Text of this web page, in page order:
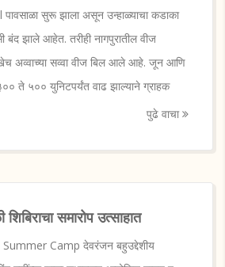
सुरू झाला असून उन्हाळ्याचा कडाका
झाले आहेत. तरीही नागपुरातील वीज
अव्वाच्या सव्वा वीज बिल आले आहे. जून आणि
ते ५०० युनिटपर्यंत वाढ झाल्याने ग्राहक
पुढे वाचा
समारोप उत्साहात
Camp देवरंजन बहुउद्देशीय